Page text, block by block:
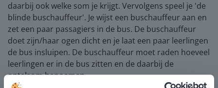
daarbij ook welke som je krijgt. Vervolgens speel je 'de
blinde buschauffeur'. Je wijst een buschauffeur aan en
zet een paar passagiers in de bus. De buschauffeur
doet zijn/haar ogen dicht en je laat een paar leerlingen
de bus insluipen. De buschauffeur moet raden hoeveel
leerlingen er in de bus zitten en de daarbij de
optelsom benoemen.